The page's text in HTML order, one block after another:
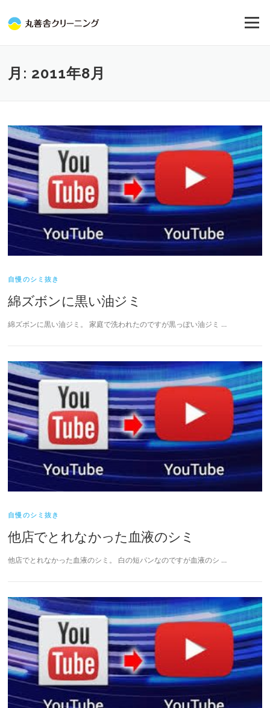
メニュー
月: 2011年8月
自慢のシミ抜き
綿ズボンに黒い油ジミ
綿ズボンに黒い油ジミ。 家庭で洗われたのですが黒っぽい油ジミ …
自慢のシミ抜き
他店でとれなかった血液のシミ
他店でとれなかった血液のシミ。 白の短パンなのですが血液のシ …